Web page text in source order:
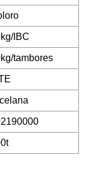
IBC
tambores